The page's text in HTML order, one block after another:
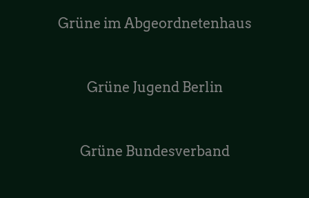
Grüne im Abgeordnetenhaus
Grüne Jugend Berlin
Grüne Bundesverband